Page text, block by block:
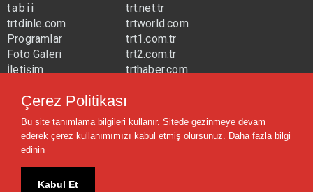
tabii
trtdinle.com
Programlar
Foto Galeri
İletişim
trt.net.tr
trtworld.com
trt1.com.tr
trt2.com.tr
trthaber.com
trtavaz.com.tr
trtmuzik.net.tr
trtcocuk.net.tr
Çerez Politikası
Bu site tanımlama bilgileri kullanır. Sitede gezinmeye devam
ederek çerez kullanımımızı kabul etmiş olursunuz. Daha fazla bilgi
edinin
Kabul Et